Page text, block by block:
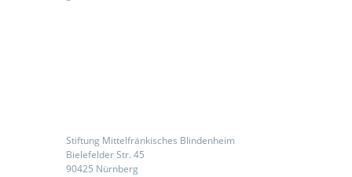
Stiftung Mittelfränkisches Blindenheim
Bielefelder Str. 45
90425 Nürnberg